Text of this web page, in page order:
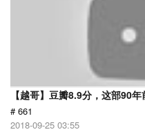
【越哥】豆瓣8.9分，这部90
# 661
2018-09-25 03:55